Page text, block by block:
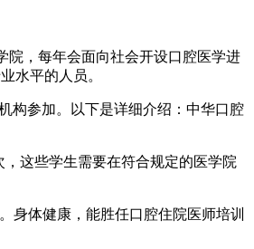
院，每年会面向社会开设口腔医学进
水平的人员。
构参加。以下是详细介绍：中华口腔
这些学生需要在符合规定的医学院
身体健康，能胜任口腔住院医师培训